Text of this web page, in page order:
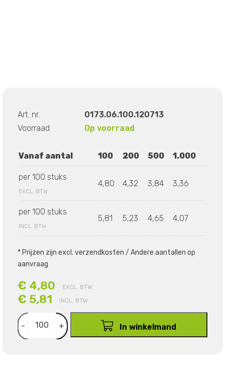
Art. nr.
0173.06.100.120713
Voorraad
Op voorraad
Vanaf aantal 100 200 500 1.000
per 100 stuks
EXCL. BTW
4,80 4,32 3,84 3,36
per 100 stuks
INCL. BTW
5,81 5,23 4,65 4,07
* Prijzen zijn excl. verzendkosten / Andere aantallen op
aanvraag
€ 4,80 EXCL. BTW
€ 5,81 INCL. BTW
- + In winkelmand